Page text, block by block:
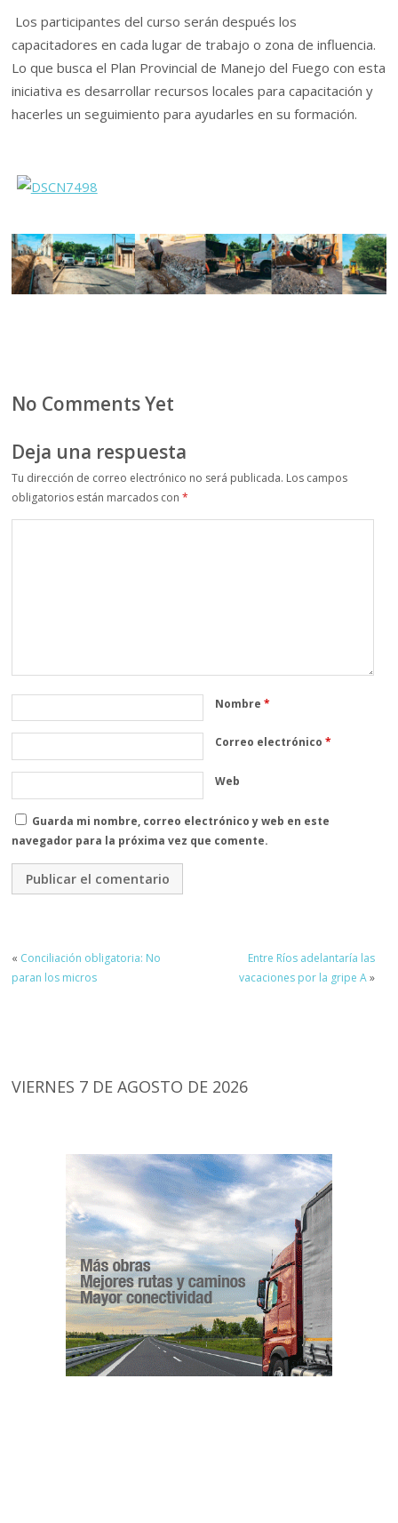
Los participantes del curso serán después los
capacitadores en cada lugar de trabajo o zona de influencia.
Lo que busca el Plan Provincial de Manejo del Fuego con esta
iniciativa es desarrollar recursos locales para capacitación y
hacerles un seguimiento para ayudarles en su formación.
No Comments Yet
Deja una respuesta
Tu dirección de correo electrónico no será publicada. Los campos
obligatorios están marcados con*
Nombre*
Correo electrónico*
Web
Guarda mi nombre, correo electrónico y web en este
navegador para la próxima vez que comente.
« Conciliación obligatoria: No
paran los micros
Entre Ríos adelantaría las
vacaciones por la gripe A»
VIERNES 7 DE AGOSTO DE 2026